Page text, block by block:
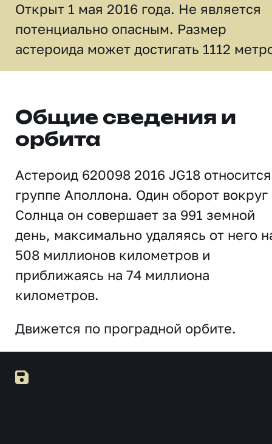
Открыт 1 мая 2016 года. Не является
потенциально опасным. Размер
астероида может достигать 1112
Общие сведения и
орбита
Астероид 620098 2016 JG18
группе Аполлона. Один оборот вокруг
Солнца он совершает за 991 земной
день, максимально удаляясь от него
508 миллионов километров и
приближаясь на 74 миллиона
километров.
Движется по проградной орбите.